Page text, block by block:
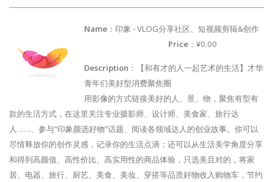
Name ：印象 - VLOG分享社区、短视频剪辑&创作
Price ：¥0.00
Description ：【和有才的人一起艺术的生活】才华
青年们美好型消费聚焦圈
用影像的方式链接美好的人、景、物，聚焦有型有
款的生活方式，在这里关注专业摄影师、设计师、美食家、旅行达
人……、参与“印象颜选好物”话题、阅读各领域达人的创业故事。你可以
尽情释放你的创作灵感，记录你的生活点滴；还可以从生活美学角度分享
和得到高颜值、高性价比、高实用性的商品体验，只选美且对的，将家
居、电器、旅行、厨艺、美食、美妆、穿搭等品质好物收入购物车，节约